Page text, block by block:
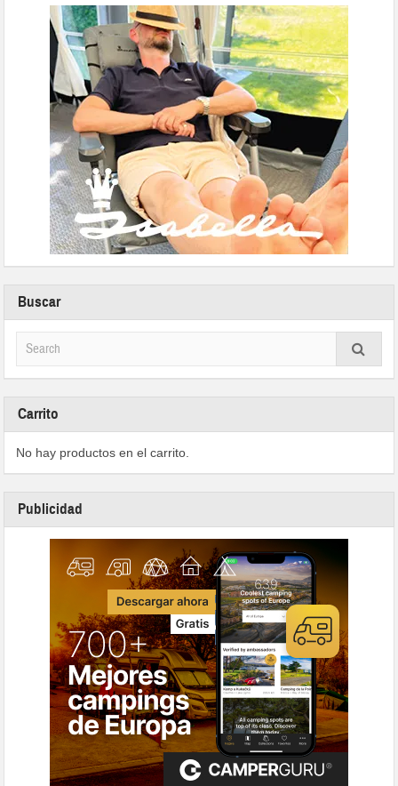
Buscar
Carrito
No hay productos en el carrito.
Publicidad